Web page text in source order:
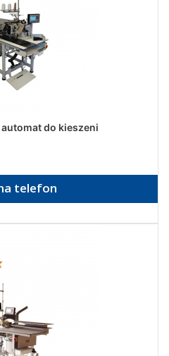
automat do kieszeni
telefon